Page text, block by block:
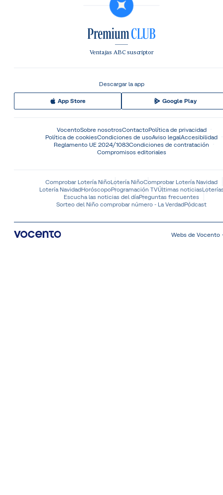
Ventajas ABC suscriptor
Descargar la app
App Store Google Play
VocentoSobre nosotrosContactoPolítica de privacidad
Política de cookiesCondiciones de usoAviso legalAccesibilidad
Reglamento UE 2024/1083Condiciones de contratación
Compromisos editoriales
Comprobar Lotería NiñoLotería NiñoComprobar Lotería Navidad
Lotería NavidadHoróscopoProgramación TVÚltimas noticias
Escucha las noticias del díaPreguntas frecuentes
Sorteo del Niño comprobar número - La VerdadPódcast
Webs de Vocento